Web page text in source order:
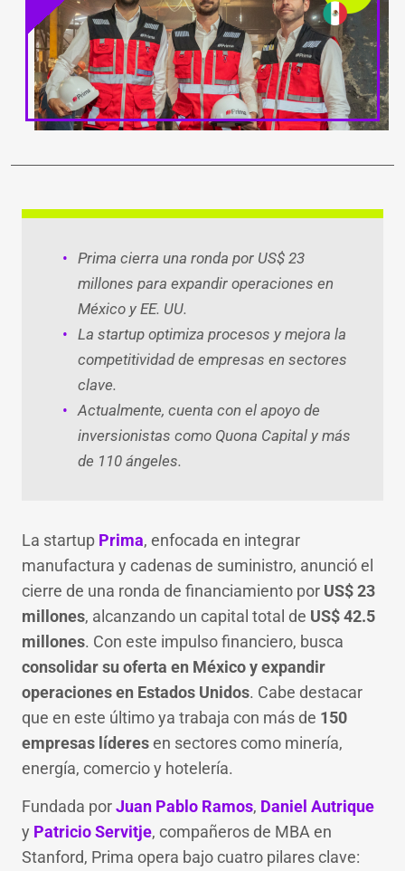
LinkedIn
Facebook
WhatsApp
Twitter
Prima cierra una ronda por US$ 23
millones para expandir operaciones en
México y EE. UU.
La startup optimiza procesos y mejora la
competitividad de empresas en sectores
clave.
Actualmente, cuenta con el apoyo de
inversionistas como Quona Capital y más
de 110 ángeles.
La startup Prima, enfocada en integrar
manufactura y cadenas de suministro, anunció el
cierre de una ronda de financiamiento por US$ 23
millones, alcanzando un capital total de US$ 42.5
millones. Con este impulso financiero, busca
consolidar su oferta en México y expandir
operaciones en Estados Unidos. Cabe destacar
que en este último ya trabaja con más de 150
empresas líderesen sectores como minería,
energía, comercio y hotelería.
Fundada porJuan Pablo Ramos, Daniel Autrique
y Patricio Servitje, compañeros de MBA en
Stanford, Prima opera bajo cuatro pilares clave: